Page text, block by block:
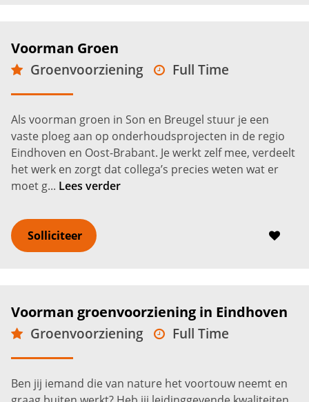
Voorman Groen
Groenvoorziening
Full Time
MBO
Als voorman groen in Son en Breugel stuur je een
vaste ploeg aan op onderhoudsprojecten in de regio
Eindhoven en Oost-Brabant. Je werkt zelf mee, verdeelt
het werk en zorgt dat collega’s precies weten wat er
moet g... Lees verder
Solliciteer
Voorman groenvoorziening in Eindhoven
Groenvoorziening
Full Time
Eindhoven
Ben jij iemand die van nature het voortouw neemt en